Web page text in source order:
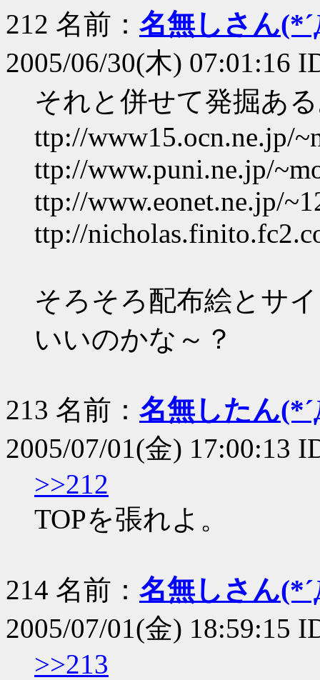
212 名前： 名無しさん
2005/06/30(木) 07:01:16
それと併せて発掘あ
ttp://www15.ocn.ne.jp/
ttp://www.puni.ne.jp/
ttp://www.eonet.ne.jp/
ttp://
そろそろ配布絵とサ
いいのかな～？
213 名前： 名無したん
2005/07/01(金) 17:00:13
>>212
TOPを張れよ。
214 名前： 名無しさん
2005/07/01(金) 18:59:15
>>213